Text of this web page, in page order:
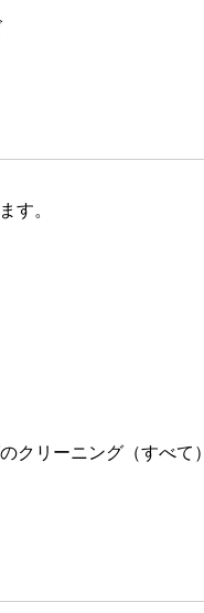
す。
クリーニング（すべて）